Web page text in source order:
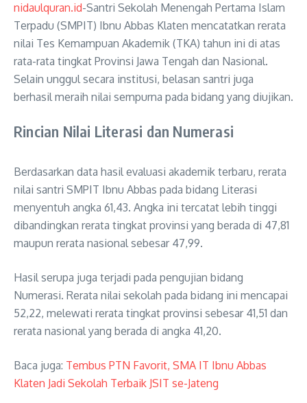
nidaulquran.id-Santri Sekolah Menengah Pertama Islam
Terpadu (SMPIT) Ibnu Abbas Klaten mencatatkan rerata
nilai Tes Kemampuan Akademik (TKA) tahun ini di atas
rata-rata tingkat Provinsi Jawa Tengah dan Nasional.
Selain unggul secara institusi, belasan santri juga
berhasil meraih nilai sempurna pada bidang yang diujikan.
Rincian Nilai Literasi dan Numerasi
Berdasarkan data hasil evaluasi akademik terbaru, rerata
nilai santri SMPIT Ibnu Abbas pada bidang Literasi
menyentuh angka 61,43. Angka ini tercatat lebih tinggi
dibandingkan rerata tingkat provinsi yang berada di 47,81
maupun rerata nasional sebesar 47,99.
Hasil serupa juga terjadi pada pengujian bidang
Numerasi. Rerata nilai sekolah pada bidang ini mencapai
52,22, melewati rerata tingkat provinsi sebesar 41,51 dan
rerata nasional yang berada di angka 41,20.
Baca juga: Tembus PTN Favorit, SMA IT Ibnu Abbas
Klaten Jadi Sekolah Terbaik JSIT se-Jateng